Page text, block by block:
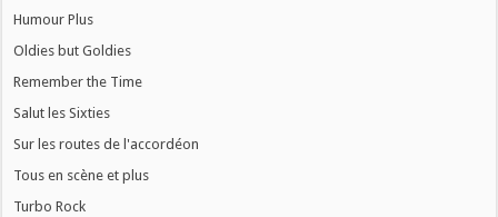
Humour Plus
Oldies but Goldies
Remember the Time
Salut les Sixties
Sur les routes de l'accordéon
Tous en scène et plus
Turbo Rock